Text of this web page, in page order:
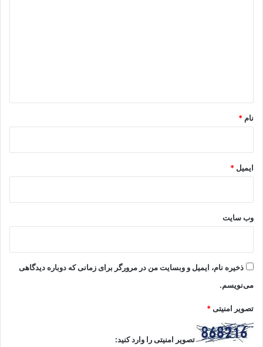
نام *
ایمیل *
وب‌ سایت
ذخیره نام، ایمیل و وبسایت من در مرورگر برای زمانی که دوباره دیدگاهی
می‌نویسم.
تصویر امنیتی*
تصویر امنیتی را وارد کنید: